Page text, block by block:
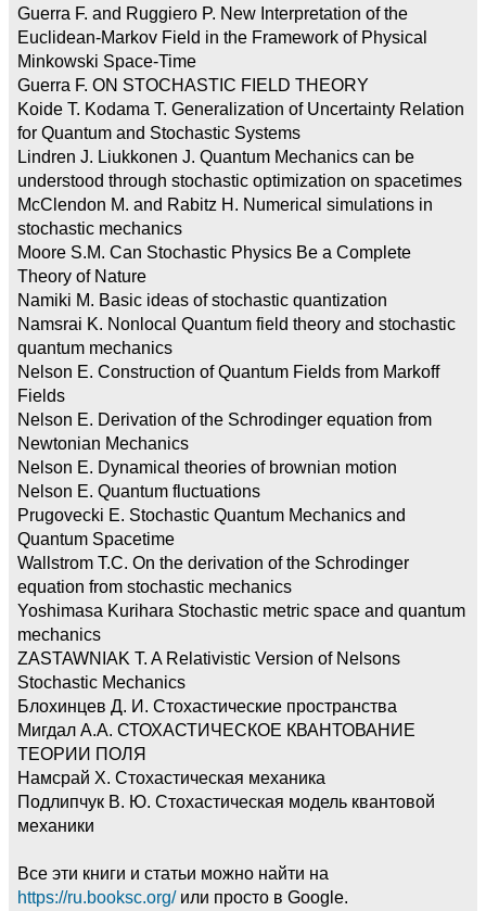
Guerra F. and Ruggiero P. New Interpretation of the
Euclidean-Markov Field in the Framework of Physical
Minkowski Space-Time
Guerra F. ON STOCHASTIC FIELD THEORY
Koide T. Kodama T. Generalization of Uncertainty Relation
for Quantum and Stochastic Systems
Lindren J. Liukkonen J. Quantum Mechanics can be
understood through stochastic optimization on spacetimes
McClendon M. and Rabitz H. Numerical simulations in
stochastic mechanics
Moore S.M. Can Stochastic Physics Be a Complete
Theory of Nature
Namiki M. Basic ideas of stochastic quantization
Namsrai K. Nonlocal Quantum field theory and stochastic
quantum mechanics
Nelson E. Construction of Quantum Fields from Markoff
Fields
Nelson E. Derivation of the Schrodinger equation from
Newtonian Mechanics
Nelson E. Dynamical theories of brownian motion
Nelson E. Quantum fluctuations
Prugovecki E. Stochastic Quantum Mechanics and
Quantum Spacetime
Wallstrom T.C. On the derivation of the Schrodinger
equation from stochastic mechanics
Yoshimasa Kurihara Stochastic metric space and quantum
mechanics
ZASTAWNIAK T. A Relativistic Version of Nelsons
Stochastic Mechanics
Блохинцев Д. И. Стохастические пространства
Мигдал А.А. СТОХАСТИЧЕСКОЕ КВАНТОВАНИЕ
ТЕОРИИ ПОЛЯ
Намсрай Х. Стохастическая механика
Подлипчук В. Ю. Стохастическая модель квантовой
механики
Все эти книги и статьи можно найти на
https://ru.booksc.org/или просто в Google.